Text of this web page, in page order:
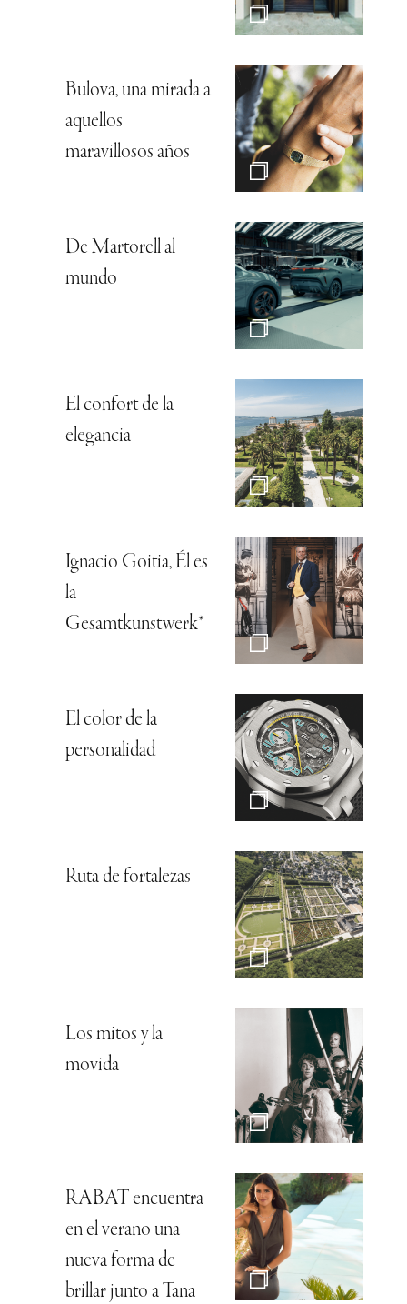
Bulova, una mirada a
aquellos
maravillosos años
De Martorell al
mundo
El confort de la
elegancia
Ignacio Goitia, Él es
la
Gesamtkunstwerk*
El color de la
personalidad
Ruta de fortalezas
Los mitos y la
movida
RABAT encuentra
en el verano una
nueva forma de
brillar junto a Tana